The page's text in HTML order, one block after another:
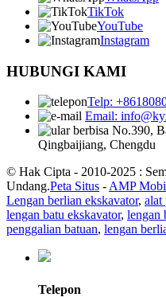
TikTok
YouTube
Instagram
HUBUNGI KAMI
Telp:
Email:
No.390,
Qingbaijiang, Chengdu
© Hak Cipta - 2010-2025 :
Undang.Peta Situs -AMP
Lengan berlian ekskavator, alat
lengan batu ekskavator, lengan
penggalian batuan, lengan
Telepon